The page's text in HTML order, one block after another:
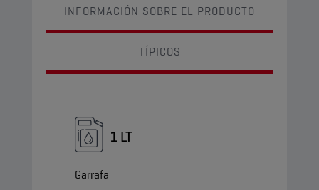
INFORMACIÓN SOBRE EL PRODUCTO
TÍPICOS
1 LT
Garrafa